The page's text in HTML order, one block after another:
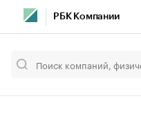
РБК Компании